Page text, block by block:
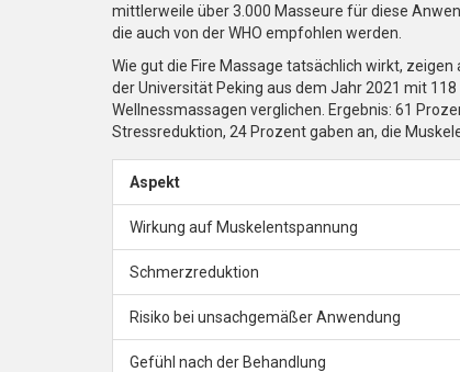
mittlerweile über 3.000 Masseure für diese
die auch von der WHO empfohlen werden.
Wie gut die Fire Massage tatsächlich wirkt,
der Universität Peking aus dem Jahr 2021 mit
Wellnessmassagen verglichen. Ergebnis: 61
Stressreduktion, 24 Prozent gaben an, die
Aspekt
Wirkung auf Muskelentspannung
Schmerzreduktion
Risiko bei unsachgemäßer Anwendung
Gefühl nach der Behandlung